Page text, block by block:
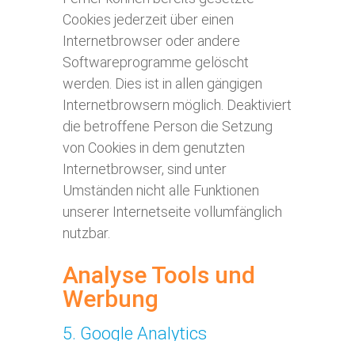
Cookies jederzeit über einen
Internetbrowser oder andere
Softwareprogramme gelöscht
werden. Dies ist in allen gängigen
Internetbrowsern möglich. Deaktiviert
die betroffene Person die Setzung
von Cookies in dem genutzten
Internetbrowser, sind unter
Umständen nicht alle Funktionen
unserer Internetseite vollumfänglich
nutzbar.
Analyse Tools und
Werbung
5. Google Analytics